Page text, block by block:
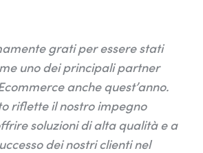
grati per essere stati
uno dei principali partner
anche quest’anno.
riflette il nostro impegno
soluzioni di alta qualità e a
dei nostri clienti nel